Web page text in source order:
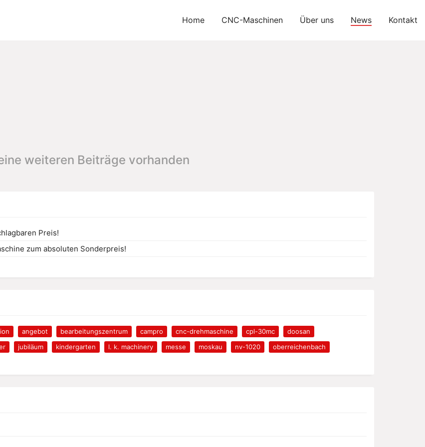
Home CNC-Maschinen Über uns News Kontakt
weiteren Beiträge vorhanden
Preis!
zum absoluten Sonderpreis!
angebot bearbeitungszentrum campro cnc-drehmaschine cpl-30mc
doosan
jubiläum kindergarten l. k. machinery messe moskau nv-1020
oberreichenbach